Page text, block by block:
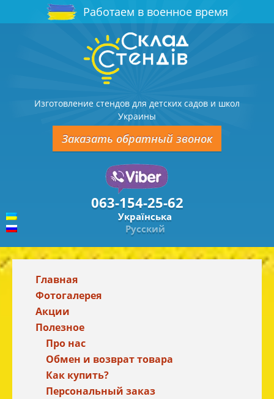
Работаем в военное время
Изготовление стендов для детских садов и школ
Украины
Заказать обратный звонок
063-154-25-62
Українська
Русский
Главная
Фотогалерея
Акции
Полезное
Про нас
Обмен и возврат товара
Как купить?
Персональный заказ